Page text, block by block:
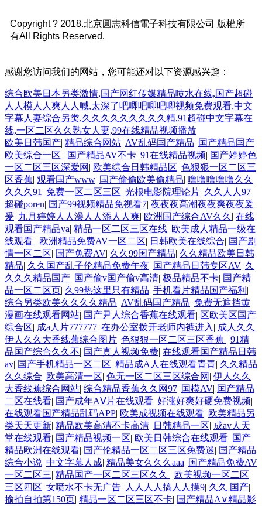
Copyright ? 2018.北京圓志科信電子科技有限公司 版權所
有All Rights Reserved.
感谢您访问我们的网站，您可能还对以下资源感兴趣：
综合欧美日本另类激情,国产网红传媒精品喷水在线,国产超碰
人人模人人爽人人喊,太深了吧唧吧唧吧唧视频免费观看,中文
字幕人妻综合另类,久久久久久久久久久精,91超碰中文字幕在
线,一区二区久久熟女人妻,99在线精品视频播放
欧美日韩国产| 精品综合网站| AV乱码国产精品| 国产精品国产
欧美综合一区 | 国产精品AV不卡| 91在线精品视频| 国产婷婷色
一区二区三区深爱网 | 欧美综合日韩精品区| 色狠狠一区二区三
区香蕉| 观看国产www| 国产偷偷欧美偷精品| 噜噜噜噜噜久久
久久久91 | 免费一区二区三区| 光根电影院理论片| 久久人人97
超碰poren| 国产99视频精品免视看7| 夜夜夜高潮夜夜爽夜夜爰
爰| 九月婷婷人人澡人人添人人爽| 欧洲国产综合AV久久 | 在线
观看国产精品va| 精品一区二区三区在线| 欧美成人精品一级在
线观看 | 欧洲精品免费AV一区二区| 日韩欧美在线综合| 国产剧
情一区二区| 国产免费AV| 久久99国产精品| 久久精品欧美日韩
精品| 久久国产乱子伦精品免费午夜| 国产精品日韩专区AV| 久
久久久精品国产| 国产偷v国产偷v高清| 极品精品不卡| 国产精
品一区二区页| 久99热这里只有精品| 手机看片精品国产福利 |
综合另类欧美久久久久精品| AV乱码国产精品| 免费无遮挡黄
漫画在线观看网站| 国产尹人综合香蕉在线观看| 区欧美区国产
综合区| 成a人片777777| 在办公室拨开老师内裤进入 | 成人久久 |
伊人久久大香线蕉综合图片| 色狠狠一区二区三区香蕉 | 91精
品国产综合久久不| 国产真人视频免费| 在线观看国产精品日韩
av| 国产手机精品一区二区| 精品成A人在线观看青青| 久久精品
久久综合| 欧美高清一区| 色无一区二区三区综合网 | 伊人久久
大香线蕉综合网站| 综合精品香蕉久久网97| 国模AV| 国产精品
二区在线看| 国产成年AⅤ片在线观看| 好涨好爽好硬免费视频|
在线观看国产精品乱码APP| 欧美成视频在线观看| 欧美精品另
类天天更新| 精品欧美高清不卡高清| 日韩精品一区| 成av人天
堂在线观看| 国产精品视频一区| 欧美日韩综合在线观看| 国产
精品欧洲在线观看| 国产伦精品一区二区三区免费迷| 国产精品
综合小说| 中文字幕人成| 精品美女久久久aaa| 国产精品免费AV
一区二区三| 精品国产一区二区三区久久 | 欧美视频一区二区
三区四区| 女喷水不卡无广告| 人人人人搞人人摸9| 久久 国产|
揄拍自拍第150页| 精品一区二区三区不卡| 国产精品A∨精品影